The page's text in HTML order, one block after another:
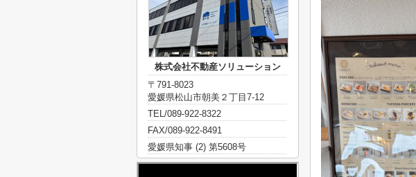
株式会社不動産ソリューション
〒791-8023
愛媛県松山市朝美２丁目7-12
TEL/089-922-8322
FAX/089-922-8491
愛媛県知事 (2) 第5608号